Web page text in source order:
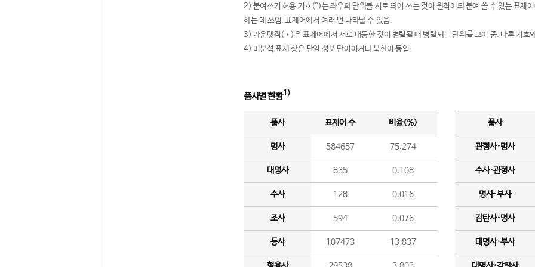
2) 붙여쓰기 허용 기호(^)는 좌우의 단위를 서로 띄어 쓰는 것이 원칙이되 붙여 쓸 수 있는 표제
하는 데 쓰임. 표제어에서 여러 번 나타날 수 있음.
3) 가운뎃점(•)은 표제어에서 서로 대등한 것이 병렬될 때 병렬되는 단위를 보여 줌. 다른 기호
4) 미분석 표제 항은 단일 성분 단어이거나 북한어 등임.
품사별 현황1)
품사 표제어 수 비율(%)
명사 584657 75.274
대명사 835 0.108
수사 128 0.016
조사 594 0.076
동사 107473 13.837
품사
관형사·명사
수사·관형사
명사·부사
감탄사·명사
대명사·부사